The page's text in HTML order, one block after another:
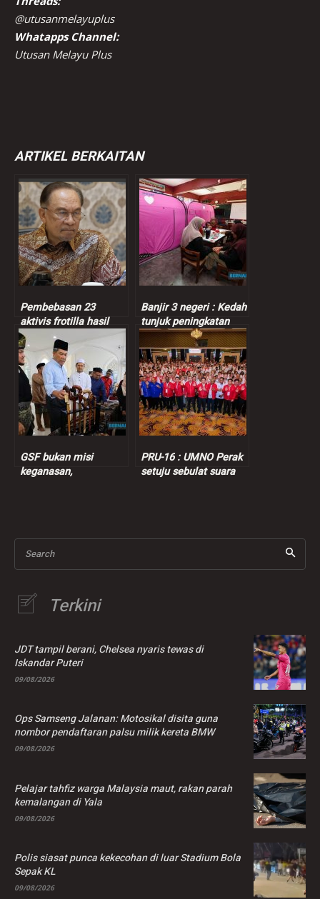
@utusanmelayuplus
Whatapps Channel:
Utusan Melayu Plus
ARTIKEL BERKAITAN
Pembebasan 23
aktivis frotilla hasil
strategi Anwar,
kebijaksanaan
diplomasi Malaysia
Banjir 3 negeri : Kedah
tunjuk peningkatan
jumlah mangsa, Perak,
Johor tak berubah
GSF bukan misi
keganasan,
PRU-16 : UMNO Perak
setuju sebulat suara
Search
Terkini
JDT tampil berani, Chelsea nyaris tewas di
Iskandar Puteri
09/08/2026
Ops Samseng Jalanan: Motosikal disita guna
nombor pendaftaran palsu milik kereta BMW
09/08/2026
Pelajar tahfiz warga Malaysia maut, rakan parah
kemalangan di Yala
09/08/2026
Polis siasat punca kekecohan di luar Stadium Bola
Sepak KL
09/08/2026